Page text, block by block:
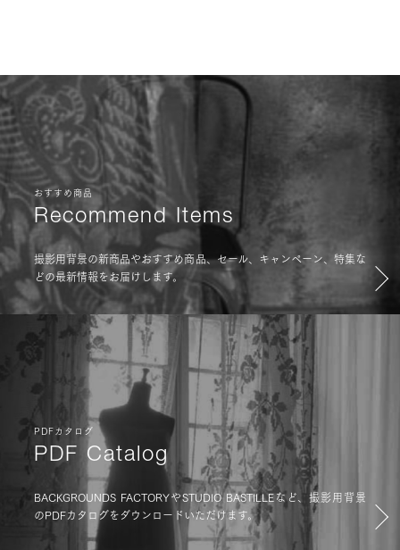
おすすめ商品
Recommend Items
撮影用背景の新商品やおすすめ商品、セール、キャンペーン、特集な
どの最新情報をお届けします。
PDFカタログ
PDF Catalog
BACKGROUNDS FACTORYやSTUDIO BASTILLEなど、撮影用背景
のPDFカタログをダウンロードいただけます。